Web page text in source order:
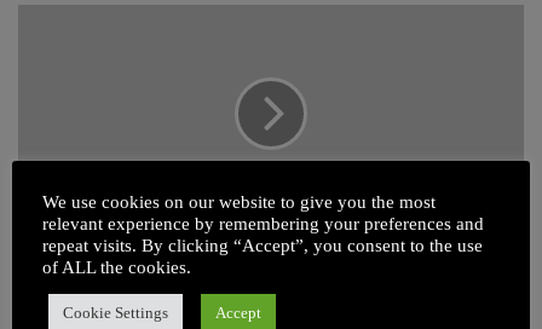
राजेगाव ग्रामपंचायत सदस्या अपात्र
Related Articles
We use cookies on our website to give you the most
relevant experience by remembering your preferences and
repeat visits. By clicking “Accept”, you consent to the use
of ALL the cookies.
Cookie Settings Accept